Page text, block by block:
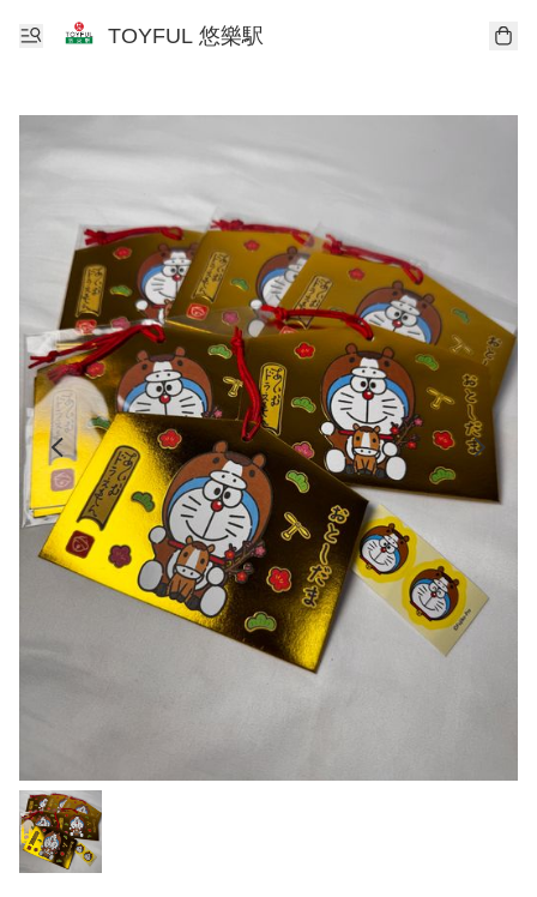
TOYFUL 悠樂駅